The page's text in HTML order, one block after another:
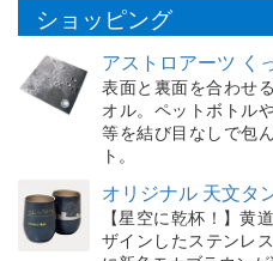
ショッピング
アストロアーツ く
表面と裏面を合わせ
オル。ペットボトル
等を結び目なしで包
ト。
オリジナル 天文タ
【星空に乾杯！】黄
ザインしたステンレ